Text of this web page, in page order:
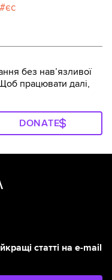
єс
без навʼязливої
працювати далі,
DONATE
статті на e-mail